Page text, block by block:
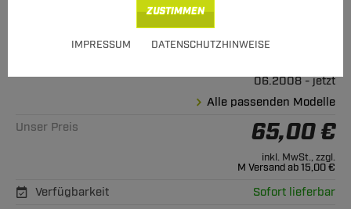
IMPRESSUM DATENSCHUTZHINWEISE
ZUSTIMMEN
Geeignet für
06.2008 - jetzt
Alle passenden Modelle
Unser Preis
65,00 €
inkl. MwSt., zzgl.
M Versand ab 15,00 €
Verfügbarkeit
Sofort lieferbar